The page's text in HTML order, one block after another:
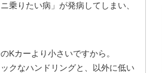
乗りたい病」が発病してしまい、
Kカーより小さいですから。
クなハンドリングと、以外に低い